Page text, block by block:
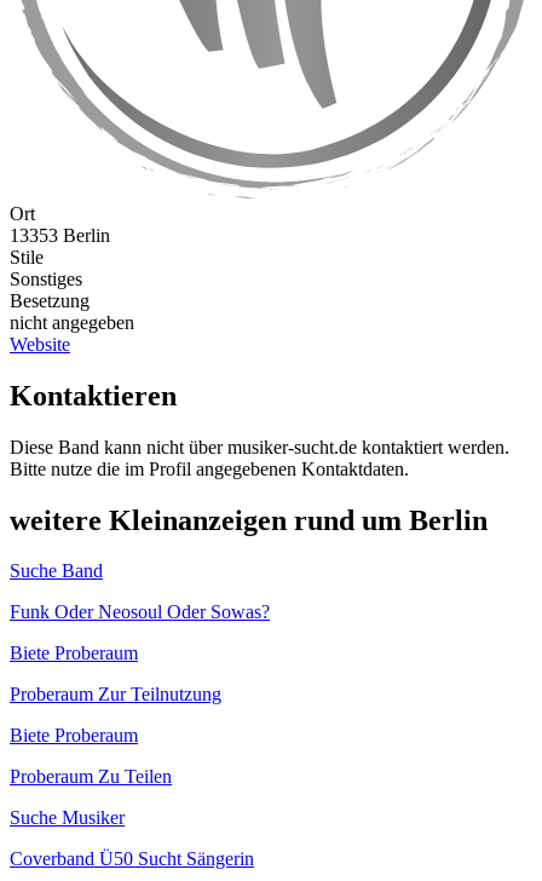
Ort
13353 Berlin
Stile
Sonstiges
Besetzung
nicht angegeben
Website
Kontaktieren
Diese Band kann nicht über musiker-sucht.de kontaktiert werden.
Bitte nutze die im Profil angegebenen Kontaktdaten.
weitere Kleinanzeigen rund um Berlin
Suche Band
Funk Oder Neosoul Oder Sowas?
Biete Proberaum
Proberaum Zur Teilnutzung
Biete Proberaum
Proberaum Zu Teilen
Suche Musiker
Coverband Ü50 Sucht Sängerin